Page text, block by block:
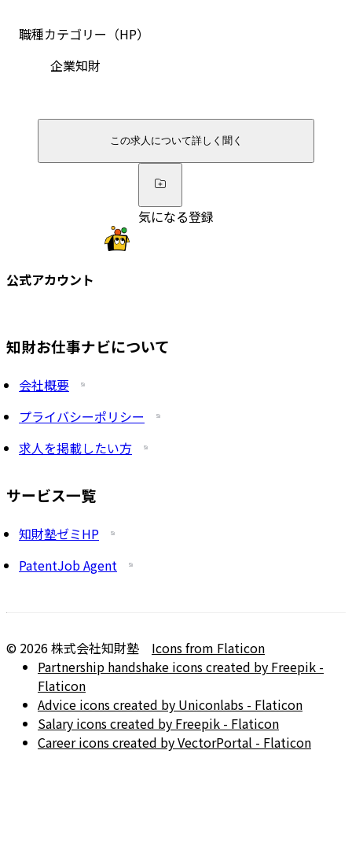
職種カテゴリー（HP）
企業知財
この求人について詳しく聞く
気になる登録
公式アカウント
知財お仕事ナビについて
会社概要
プライバシーポリシー
求人を掲載したい方
サービス一覧
知財塾ゼミHP
PatentJob Agent
© 2026株式会社知財塾
Icons from Flaticon
Partnership handshake icons created by Freepik -
Flaticon
Advice icons created by Uniconlabs - Flaticon
Salary icons created by Freepik - Flaticon
Career icons created by VectorPortal - Flaticon